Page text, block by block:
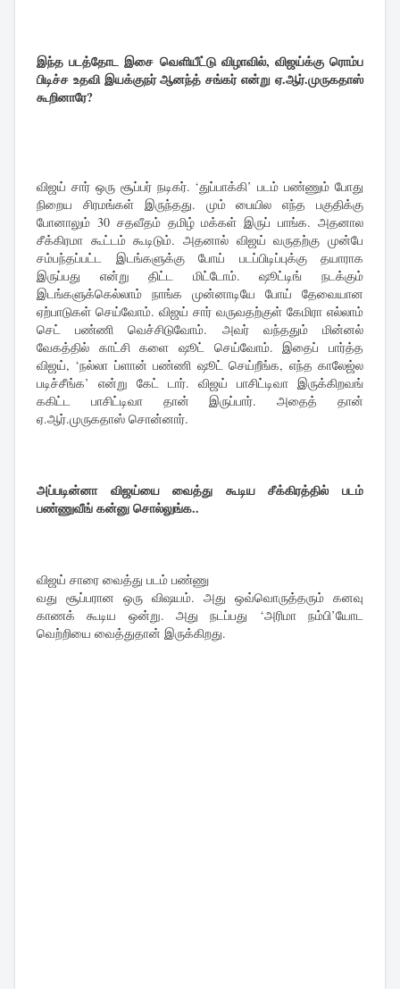
இந்த படத்தோட இசை வெளியீட்டு விழாவில், விஜய்க்கு ரொம்ப
பிடிச்ச உதவி இயக்குநர் ஆனந்த் சங்கர் என்று ஏ.ஆர்.முருகதாஸ்
கூறினாரே?
விஜய் சார் ஒரு சூப்பர் நடிகர். ‘துப்பாக்கி’ படம் பண்ணும் போது
நிறைய சிரமங்கள் இருந்தது. மும் பையில எந்த பகுதிக்கு
போனாலும் 30 சதவீதம் தமிழ் மக்கள் இருப் பாங்க. அதனால
சீக்கிரமா கூட்டம் கூடிடும். அதனால் விஜய் வருதற்கு முன்பே
சம்பந்தப்பட்ட இடங்களுக்கு போய் படப்பிடிப்புக்கு தயாராக
இருப்பது என்று திட்ட மிட்டோம். ஷூட்டிங் நடக்கும்
இடங்களுக்கெல்லாம் நாங்க முன்னாடியே போய் தேவையான
ஏற்பாடுகள் செய்வோம். விஜய் சார் வருவதற்குள் கேமிரா எல்லாம்
செட் பண்ணி வெச்சிடுவோம். அவர் வந்ததும் மின்னல்
வேகத்தில் காட்சி களை ஷூட் செய்வோம். இதைப் பார்த்த
விஜய், ‘நல்லா ப்ளான் பண்ணி ஷூட் செய்றீங்க, எந்த காலேஜ்ல
படிச்சீங்க’ என்று கேட் டார். விஜய் பாசிட்டிவா இருக்கிறவங்
ககிட்ட பாசிட்டிவா தான் இருப்பார். அதைத் தான்
ஏ.ஆர்.முருகதாஸ் சொன்னார்.
அப்படின்னா விஜய்யை வைத்து கூடிய சீக்கிரத்தில் படம்
பண்ணுவீங் கன்னு சொல்லுங்க..
விஜய் சாரை வைத்து படம் பண்ணு
வது சூப்பரான ஒரு விஷயம். அது ஒவ்வொருத்தரும் கனவு
காணக் கூடிய ஒன்று. அது நடப்பது ‘அரிமா நம்பி’யோட
வெற்றியை வைத்துதான் இருக்கிறது.